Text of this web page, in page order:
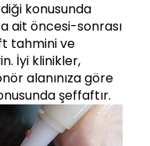
konusunda
ait öncesi-sonrası
tahmini ve
İyi klinikler,
alanınıza göre
şeffaftır.